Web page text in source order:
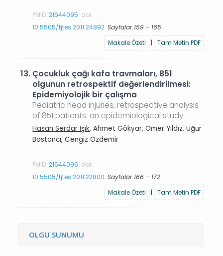
PMID:21644095 doi:
10.5505/tjtes.2011.24892 Sayfalar 159 - 165
Makale Özeti
| Tam Metin PDF
13. Çocukluk çağı kafa travmaları, 851
olgunun retrospektif değerlendirilmesi:
Epidemiyolojik bir çalışma
Pediatric head injuries, retrospective analysis
of 851 patients: an epidemiological study
Hasan Serdar Işık, Ahmet Gökyar, Ömer Yıldız, Uğur
Bostancı, Cengiz Özdemir
PMID:21644096 doi:
10.5505/tjtes.2011.22800 Sayfalar 166 - 172
Makale Özeti
| Tam Metin PDF
OLGU SUNUMU